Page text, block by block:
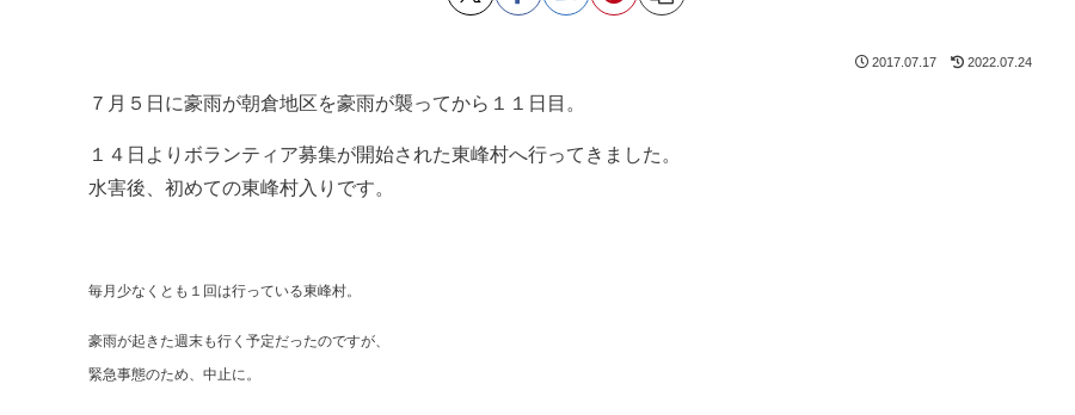
2017.07.17 2022.07.24
７月５日に豪雨が朝倉地区を豪雨が襲ってから１１日目。
１４日よりボランティア募集が開始された東峰村へ行ってきました。
水害後、初めての東峰村入りです。
毎月少なくとも１回は行っている東峰村。
豪雨が起きた週末も行く予定だったのですが、
緊急事態のため、中止に。